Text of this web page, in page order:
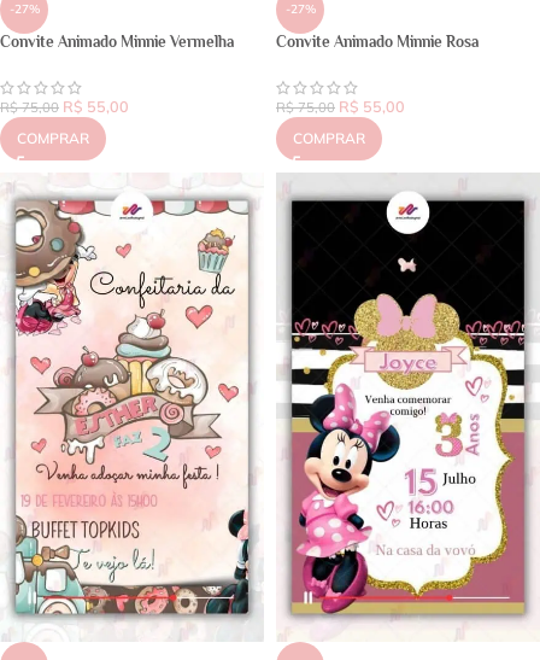
-27%
Convite Animado Minnie Vermelha
R$75,00 R$ 55,00
COMPRAR
-27%
Convite Animado Minnie Rosa
R$75,00 R$ 55,00
COMPRAR